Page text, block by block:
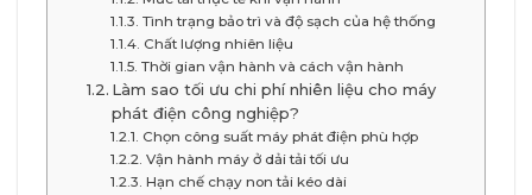
Tình trạng bảo trì và độ sạch của hệ thống
Chất lượng nhiên liệu
Thời gian vận hành và cách vận hành
Làm sao tối ưu chi phí nhiên liệu cho máy
phát điện công nghiệp?
Chọn công suất máy phát điện phù hợp
Vận hành máy ở dải tải tối ưu
Hạn chế chạy non tải kéo dài